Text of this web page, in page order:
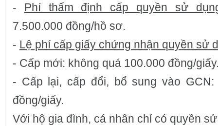
- Phí thẩm định cấp quyền sử
7.500.000 đồng/hồ sơ.
- Lệ phí cấp giấy chứng nhận quyền sử
- Cấp mới: không quá 100.000 đồng/
- Cấp lại, cấp đổi, bổ sung vào GCN:
đồng/giấy.
Với hộ gia đình, cá nhân chỉ có quyền